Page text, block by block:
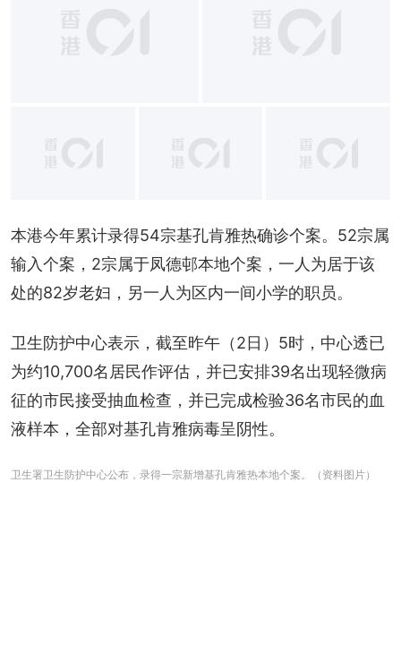
+11
本港今年累计录得54宗基孔肯雅热确诊个案。52宗属
输入个案，2宗属于凤德邨本地个案，一人为居于该
处的82岁老妇，另一人为区内一间小学的职员。
卫生防护中心表示，截至昨午（2日）5时，中心透已
为约10,700名居民作评估，并已安排39名出现轻微病
征的市民接受抽血检查，并已完成检验36名市民的血
液样本，全部对基孔肯雅病毒呈阴性。
卫生署卫生防护中心公布，录得一宗新增基孔肯雅热本地个案。（资料图片）